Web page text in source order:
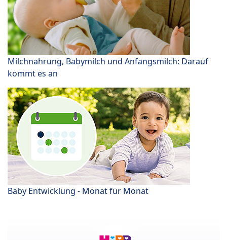
Milchnahrung, Babymilch und Anfangsmilch: Darauf
kommt es an
Baby Entwicklung - Monat für Monat